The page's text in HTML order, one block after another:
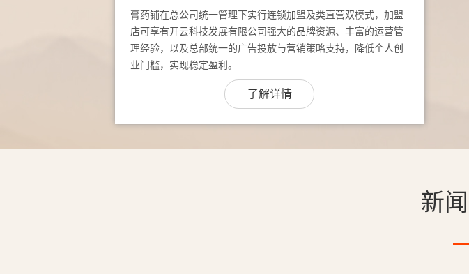
膏药铺在总公司统一管理下实行连锁加盟及类直营双模式，加盟
店可享有开云科技发展有限公司强大的品牌资源、丰富的运营管
理经验，以及总部统一的广告投放与营销策略支持，降低个人创
业门槛，实现稳定盈利。
了解详情
新